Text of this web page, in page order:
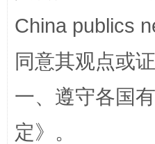
China publics
同意其观点或
一、遵守各国
定》。